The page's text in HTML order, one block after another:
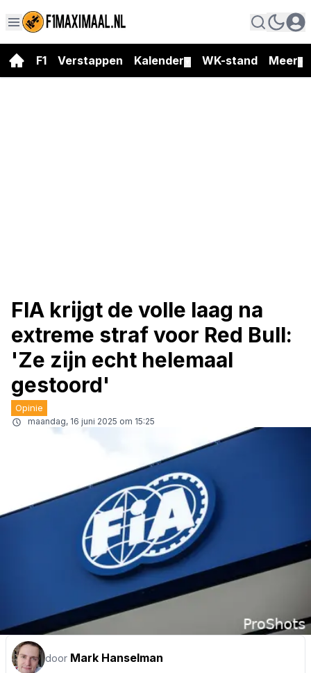
F1 Verstappen Kalender WK-stand Meer
FIA krijgt de volle laag na
extreme straf voor Red Bull:
'Ze zijn echt helemaal
gestoord'
Opinie
maandag, 16 juni 2025 om 15:25
door Mark Hanselman